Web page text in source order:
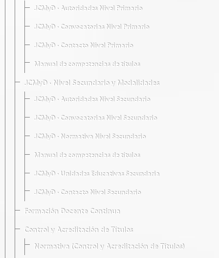
JCMyD · Autoridades Nivel Primario
JCMyD · Convocatorias Nivel Primario
JCMyD · Contacto Nivel Primario
Manual de competencias de títulos
JCMyD · Nivel Secundario y Modalidades
JCMyD · Autoridades Nivel Secundario
JCMyD · Convocatorias Nivel Secundario
JCMyD · Normativa Nivel Secundario
Manual de competencias de títulos
JCMyD · Unidades Educativas Secundaria
JCMyD · Contacto Nivel Secundario
Formación Docente Continua
Control y Acreditación de Títulos
Normativa (Control y Acreditación de Títulos)